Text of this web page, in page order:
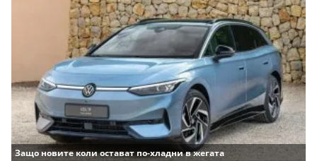
Защо новите коли остават по-хладни в жегата